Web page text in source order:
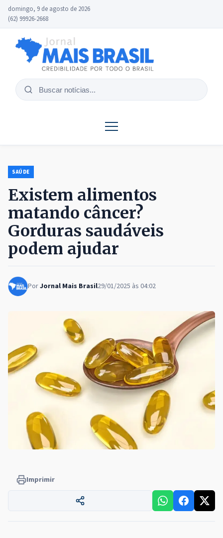
domingo, 9 de agosto de 2026
(62) 99926-2668
Buscar
SAÚDE
Existem alimentos
matando câncer?
Gorduras saudáveis ​​
podem ajudar
PorJornal Mais Brasil29/01/2025 às 04:02
Imprimir